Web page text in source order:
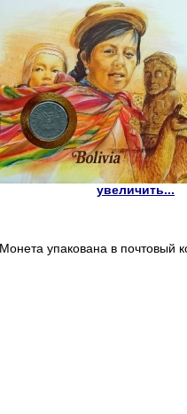
увеличить...
Монета упакована в почтовый